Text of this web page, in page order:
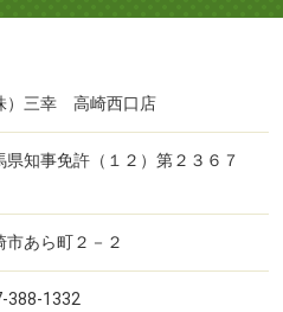
）三幸 高崎西口店
県知事免許（１２）第２３６７
市あら町２－２
388-1332